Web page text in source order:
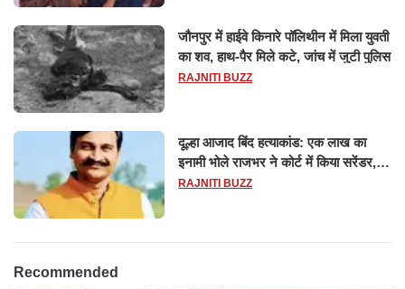
जौनपुर में हाईवे किनारे पॉलिथीन में मिला युवती
का शव, हाथ-पैर मिले कटे, जांच में जुटी पुलिस
RAJNITI BUZZ
दूल्हा आजाद बिंद हत्याकांड: एक लाख का
इनामी भोले राजभर ने कोर्ट में किया सरेंडर,
14 दिन के लिए भेजा गया जेल
RAJNITI BUZZ
Recommended